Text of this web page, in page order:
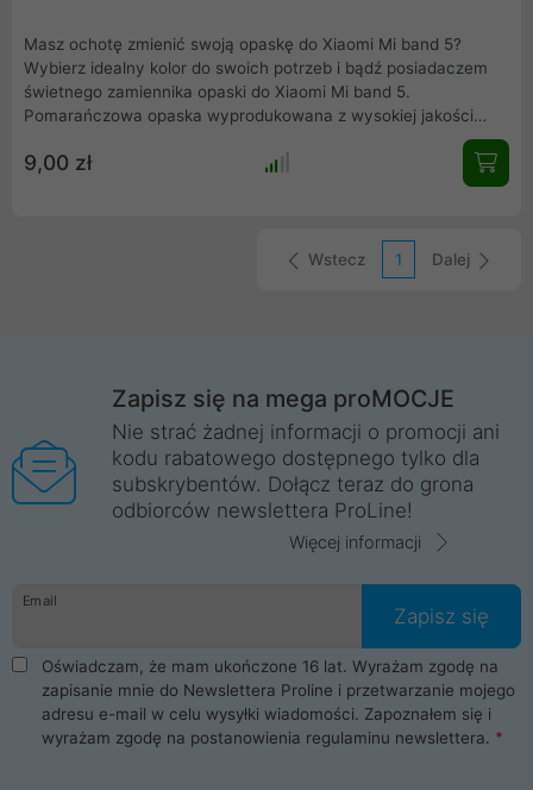
Masz ochotę zmienić swoją opaskę do Xiaomi Mi band 5?
Wybierz idealny kolor do swoich potrzeb i bądź posiadaczem
świetnego zamiennika opaski do Xiaomi Mi band 5.
Pomarańczowa opaska wyprodukowana z wysokiej jakości
gumy, precyzyjnie wykonana, nie obciera skóry, wygodna w
użytkowaniu. Elegancka, łatwa w montażu i idealnie
9,00 zł
Wstecz 1 Dalej
Zapisz się na mega proMOCJE
Nie strać żadnej informacji o promocji ani
kodu rabatowego dostępnego tylko dla
subskrybentów. Dołącz teraz do grona
odbiorców newslettera ProLine!
Więcej informacji
Email
Zapisz się
Oświadczam, że mam ukończone 16 lat. Wyrażam zgodę na
zapisanie mnie do Newslettera Proline i przetwarzanie mojego
adresu e-mail w celu wysyłki wiadomości. Zapoznałem się i
wyrażam zgodę na postanowienia regulaminu newslettera.